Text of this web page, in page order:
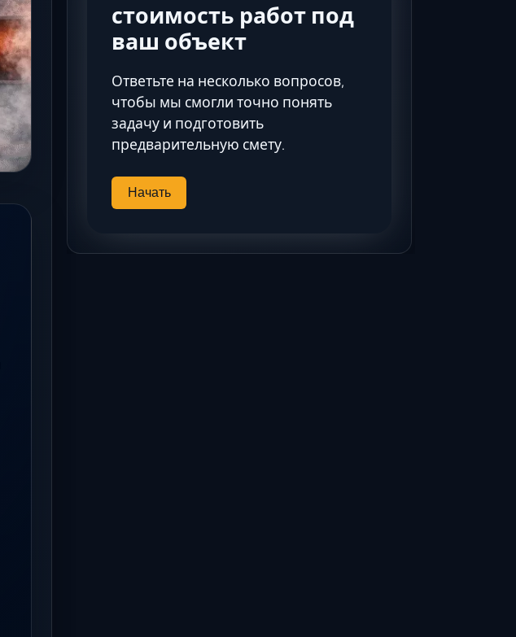
Таганрог
Шахты
стоимость работ под
ваш объект
Ответьте на несколько вопросов,
чтобы мы смогли точно понять
задачу и подготовить
предварительную смету.
Начать